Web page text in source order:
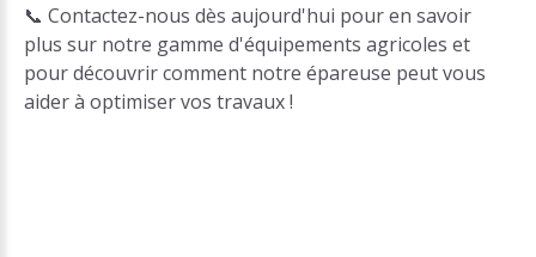
📞 Contactez-nous dès aujourd'hui pour en savoir
plus sur notre gamme d'équipements agricoles et
pour découvrir comment notre épareuse peut vous
aider à optimiser vos travaux !